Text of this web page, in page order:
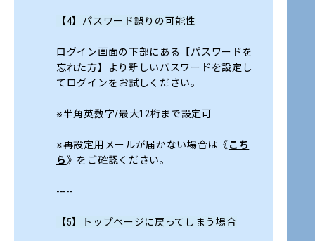
【4】パスワード誤りの可能性
ログイン画面の下部にある【パスワードを
忘れた方】より新しいパスワードを設定し
てログインをお試しください。
※半角英数字/最大12桁まで設定可
※再設定用メールが届かない場合は《 こち
ら 》をご確認ください。
-----
【5】トップページに戻ってしまう場合